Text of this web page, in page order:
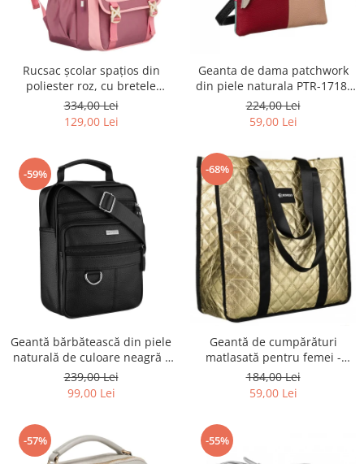
Rucsac școlar spațios din
poliester roz, cu bretele
reglabile - Peterson PTR-PTN
8610-1327 PINK
334,00 Lei
129,00 Lei
Geanta de dama patchwork
din piele naturala PTR-1718-
SKL-6922 MULTI
224,00 Lei
59,00 Lei
-59%
Geantă bărbătească din piele
naturală de culoare neagră -
Rovicky PTR-R-ST7-01-7571-
BLACK
239,00 Lei
99,00 Lei
-68%
Geantă de cumpărături
matlasată pentru femei -
Rovicky PTR-RSPV-001P-5277
GOLD
184,00 Lei
59,00 Lei
-57% -55%